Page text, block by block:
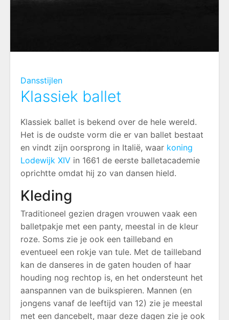
Dansstijlen
Klassiek ballet
Klassiek ballet is bekend over de hele wereld.
Het is de oudste vorm die er van ballet bestaat
en vindt zijn oorsprong in Italië, waar koning
Lodewijk XIV in 1661 de eerste balletacademie
oprichtte omdat hij zo van dansen hield.
Kleding
Traditioneel gezien dragen vrouwen vaak een
balletpakje met een panty, meestal in de kleur
roze. Soms zie je ook een tailleband en
eventueel een rokje van tule. Met de tailleband
kan de danseres in de gaten houden of haar
houding nog rechtop is, en het ondersteunt het
aanspannen van de buikspieren. Mannen (en
jongens vanaf de leeftijd van 12) zie je meestal
met een dancebelt, maar deze dagen zie je ook